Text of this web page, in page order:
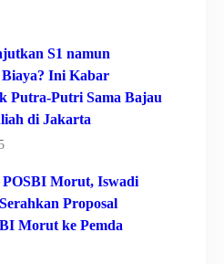
S1 namun
Ini Kabar
Putra-Putri Sama Bajau
di Jakarta
Morut, Iswadi
Proposal
Morut ke Pemda